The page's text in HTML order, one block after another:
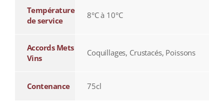
Température
de service
8°C à 10°C
Accords Mets
Vins
Coquillages, Crustacés, Poissons
Contenance 75cl